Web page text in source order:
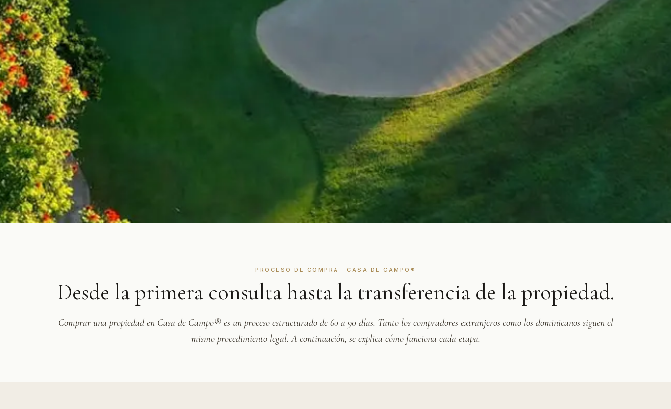
PROCESO DE COMPRA · CASA DE CAMPO®
Desde la primera consulta hasta la transferencia de la propiedad.
Comprar una propiedad en Casa de Campo® es un proceso estructurado de 60 a 90 días. Tanto los compradores extranjeros como los dominicanos siguen el
mismo procedimiento legal. A continuación, se explica cómo funciona cada etapa.